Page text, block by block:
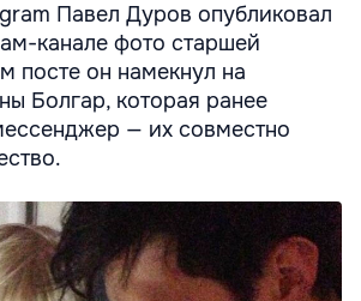
Павел Дуров опубликовал
канале фото старшей
посте он намекнул на
Болгар, которая ранее
— их совместно